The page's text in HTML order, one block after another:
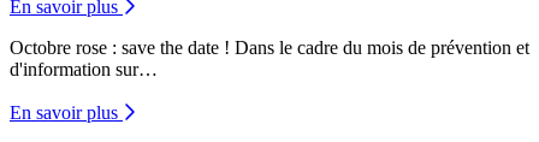
En savoir plus
Octobre rose : save the date ! Dans le cadre du mois de prévention et
d'information sur…
En savoir plus